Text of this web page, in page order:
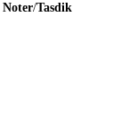
Noter/Tasdik